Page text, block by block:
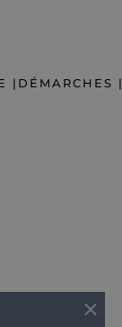
| DÉMARCHES |